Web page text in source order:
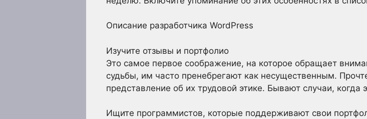
Описание разработчика WordPress
Изучите отзывы и портфолио
Это самое первое соображение, на которое обращает
судьбы, им часто пренебрегают как несущественным.
представление об их трудовой этике. Бывают случаи,
Ищите программистов, которые поддерживают свои